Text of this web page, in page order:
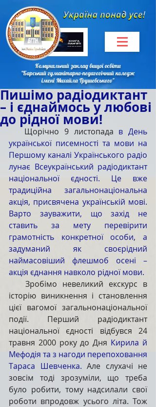
Комунальний заклад вищої освіти
"Барський гуманітарно-педагогічний коледж
імені Михайла Грушевського"
Пишімо радіодиктант
– і єднаймось у любові
до рідної мови!
   Щорічно 9 листопада
в День
української писемності та мови на
Першому каналі Українського радіо
лунає Всеукраїнський радіодиктант
національної єдності. Це вже
традиційна загальнонаціональна
акція, присвячена українській мові.
Варто зауважити, що захід не
ставить за мету перевірити
грамотність конкретної особи, а
задуманий як своєрідний
наймасовіший флешмоб осені –
акція єднання навколо рідної мови.
історію виникнення і становлення
цієї вагомої загальнонаціональної
події. Перший радіодиктант
національної єдності відбувся 24
травня 2000 року до Дня Кирила й
Мефодія та з нагоди перепоховання
Тараса Шевченка. Але слухачі не
зовсім тоді зрозуміли, що треба
було робити, тому надсилали свої
роботи впродовж усього літа. Тож